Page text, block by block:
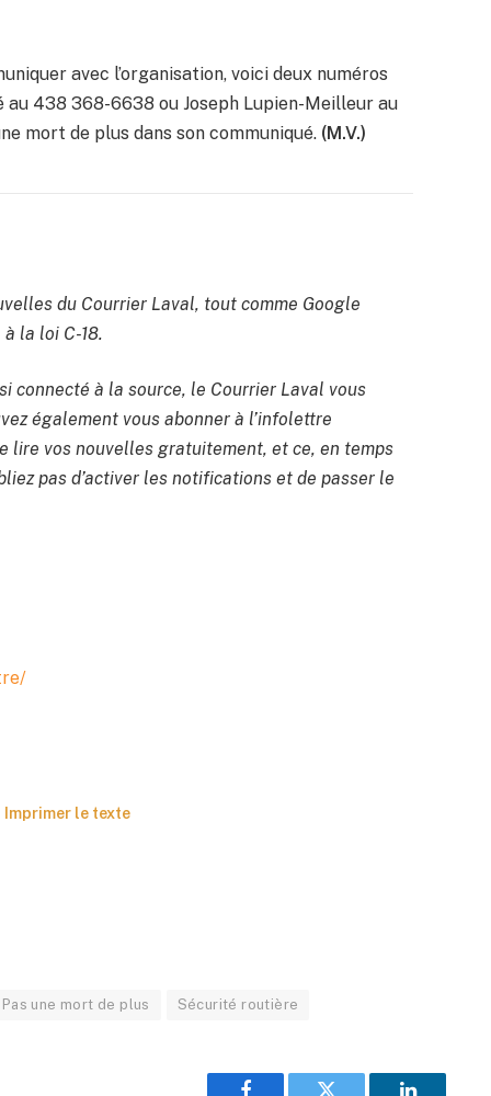
avec l’organisation, voici deux numéros
438 368-6638 ou Joseph Lupien-Meilleur au
mort de plus dans son communiqué. (M.V.)
du Courrier Laval, tout comme Google
la loi C-18.
connecté à la source, le Courrier Laval vous
également vous abonner à l’infolettre
lire vos nouvelles gratuitement, et ce, en temps
pas d’activer les notifications et de passer le
Imprimer le texte
Pas une mort de plus Sécurité routière